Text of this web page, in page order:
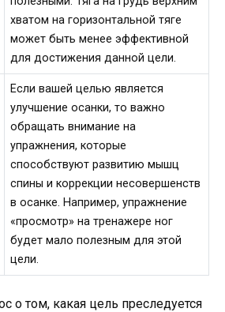
хватом на горизонтальной тяге
может быть менее эффективной
для достижения данной цели.
Если вашей целью является
улучшение осанки, то важно
обращать внимание на
упражнения, которые
способствуют развитию мышц
спины и коррекции несовершенств
в осанке. Например, упражнение
«просмотр» на тренажере ног
будет мало полезным для этой
цели.
о том, какая цель преследуется